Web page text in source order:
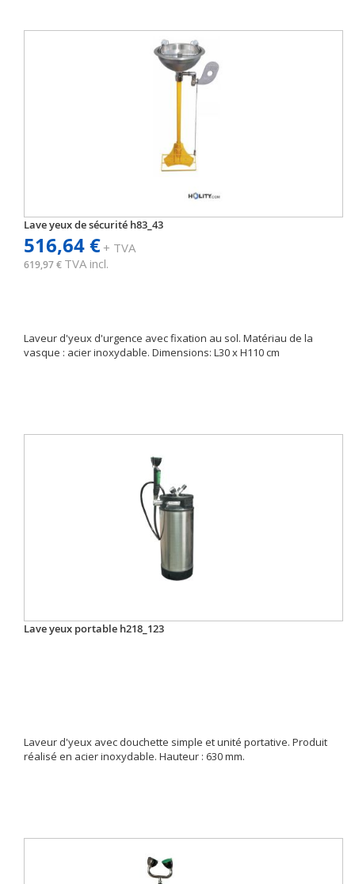
Lave yeux de sécurité h83_43
516,64 €+ TVA
619,97 € TVA incl.
Laveur d'yeux d'urgence avec fixation au sol. Matériau de la
vasque : acier inoxydable. Dimensions: L30 x H110 cm
Lave yeux portable h218_123
Laveur d'yeux avec douchette simple et unité portative. Produit
réalisé en acier inoxydable. Hauteur : 630 mm.